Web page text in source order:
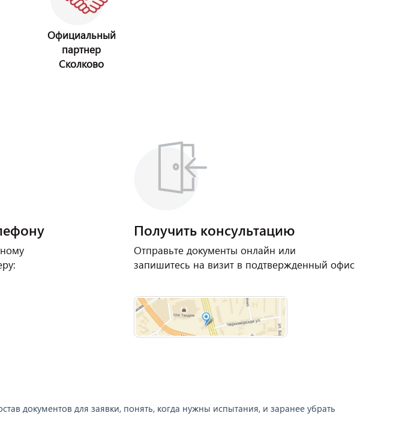
Официальный
партнер
Сколково
Получить консультацию
Отправьте документы онлайн или
запишитесь на визит в подтвержденный офис
документов для заявки, понять, когда нужны испытания, и заранее убрать